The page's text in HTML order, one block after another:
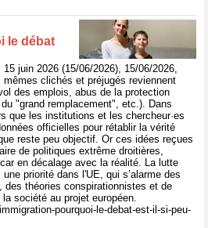
le débat
juin 2026 (15/06/2026), 15/06/2026,
clichés et préjugés reviennent
des emplois, abus de la protection
"grand remplacement", etc.). Dans
que les institutions et les chercheur·es
officielles pour rétablir la vérité
reste peu objectif. Or ces idées reçues
de politiques extrême droitières,
en décalage avec la réalité. La lutte
priorité dans l'UE, qui s’alarme des
des théories conspirationnistes et de
société au projet européen.
pourquoi-le-debat-est-il-si-peu-